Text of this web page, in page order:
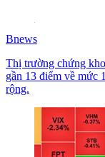
Bnews
Thị trường chứng
gần 13 điểm về mức
rộng.